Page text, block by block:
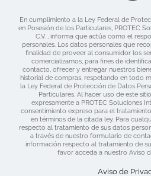
Nosotros
Mercado
Contacto
Derechos Reservados 2019
En cumplimiento a la Ley Federal de
en Posesión de los Particulares, PROTEC
C.V. , informa que actúa como el
personales. Los datos personales que
finalidad de proveer al consumidor los
comercializamos, para fines de
contacto, ofrecer y entregar nuestros
historial de compras, respetando en todo
la Ley Federal de Protección de Datos
Particulares. Al hacer uso de este
expresamente a PROTEC Soluciones
consentimiento expreso para el
en términos de la citada ley. Para
respecto al tratamiento de sus datos
a través de nuestro formulario de
información respecto al tratamiento de
favor acceda a nuestro Aviso
Aviso de